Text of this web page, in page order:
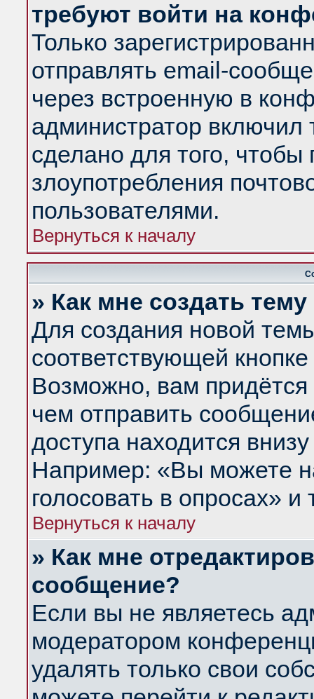
требуют войти на
Только
отправлять email-
через встроенную в
администратор
сделано для того, чтобы
злоупотребления
пользователями.
Вернуться к началу
» Как мне создать
Для создания новой
соответствующей
Возможно, вам придётся
чем отправить
доступа находится
Например: «Вы можете
голосовать в опросах» и
Вернуться к началу
» Как мне
сообщение?
Если вы не являетесь
модератором
удалять только свои